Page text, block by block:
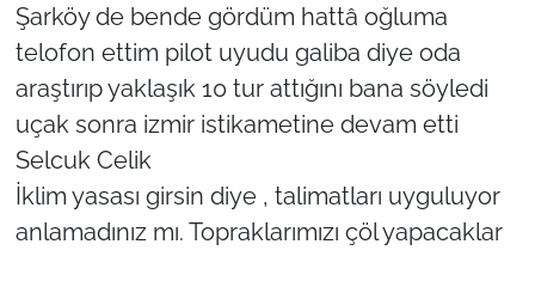
Şarköy de bende gördüm hattâ oğluma
telofon ettim pilot uyudu galiba diye oda
araştırıp yaklaşık 10 tur attığını bana söyledi
uçak sonra izmir istikametine devam etti
Selcuk Celik
İklim yasası girsin diye , talimatları uyguluyor
anlamadınız mı. Topraklarımızı çöl yapacaklar